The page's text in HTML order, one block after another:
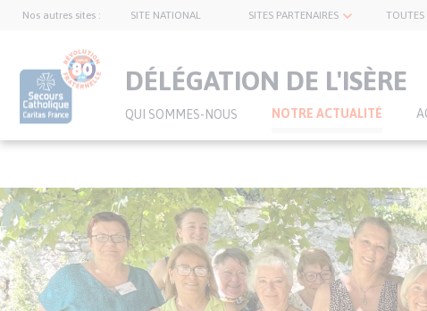
Aller
au
contenu
principal
Nos autres sites : SITE NATIONAL SITES PARTENAIRES TOUTES
DÉLÉGATION DE L'ISÈRE
QUI SOMMES-NOUS NOTRE ACTUALITÉ
Visuel
bannière